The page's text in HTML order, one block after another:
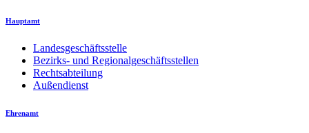
Hauptamt
Landesgeschäftsstelle
Bezirks- und Regionalgeschäftsstellen
Rechtsabteilung
Außendienst
Ehrenamt